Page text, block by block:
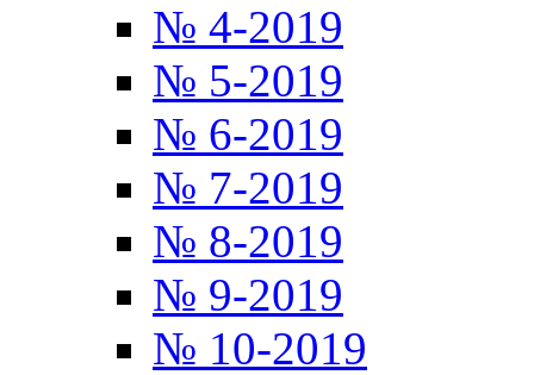
№ 4-2019
№ 5-2019
№ 6-2019
№ 7-2019
№ 8-2019
№ 9-2019
№ 10-2019